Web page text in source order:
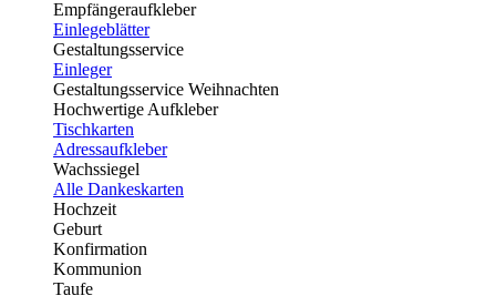
Empfängeraufkleber
Einlegeblätter
Gestaltungsservice
Einleger
Gestaltungsservice Weihnachten
Hochwertige Aufkleber
Tischkarten
Adressaufkleber
Wachssiegel
Alle Dankeskarten
Hochzeit
Geburt
Konfirmation
Kommunion
Taufe